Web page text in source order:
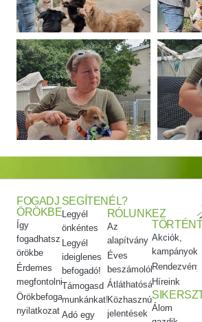
FOGADJ
ÖRÖKBE
Így
fogadhatsz
örökbe
Érdemes
megfontolni
Örökbefogadói
nyilatkozat
SEGÍTENÉL?
Legyél
önkéntes
Legyél
ideiglenes
befogadó!
Támogasd
munkánkat!
Adó egy
RÓLUNK
Az
alapítvány
Éves
beszámolók
Átláthatóság
Közhasznúsági
jelentések
EZ
Akciók,
kampányok
Híreink
Álom